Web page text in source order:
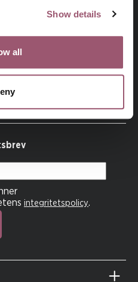
Show details
all
att kvinnor och män, flickor
integritetspolicy.